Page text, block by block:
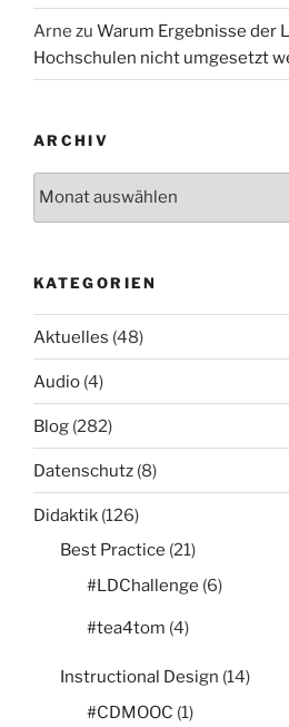
Arne zu Warum Ergebnisse der
Hochschulen nicht umgesetzt
ARCHIV
KATEGORIEN
Aktuelles (48)
Audio (4)
Blog (282)
Datenschutz (8)
Didaktik (126)
Best Practice (21)
#LDChallenge (6)
#tea4tom (4)
Instructional Design (14)
#CDMOOC (1)